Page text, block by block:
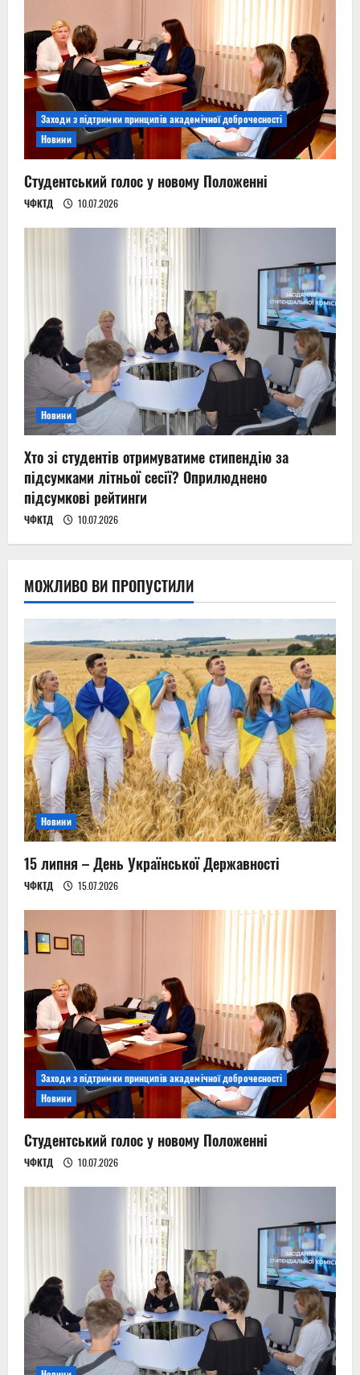
Заходи з підтримки принципів академічної доброчесності
Новини
Студентський голос у новому Положенні
ЧФКТД 10.07.2026
Новини
Хто зі студентів отримуватиме стипендію за
підсумками літньої сесії? Оприлюднено
підсумкові рейтинги
ЧФКТД 10.07.2026
МОЖЛИВО ВИ ПРОПУСТИЛИ
Новини
15 липня – День Української Державності
ЧФКТД 15.07.2026
Заходи з підтримки принципів академічної доброчесності
Новини
Студентський голос у новому Положенні
ЧФКТД 10.07.2026